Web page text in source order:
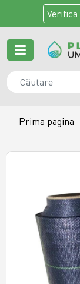
Verifica
Prima pagina